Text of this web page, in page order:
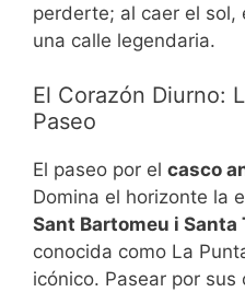
perderte; al caer el sol,
una calle legendaria.
El Corazón Diurno:
Paseo
El paseo por el casco
Domina el horizonte la
Sant Bartomeu i Santa
conocida como La
icónico. Pasear por